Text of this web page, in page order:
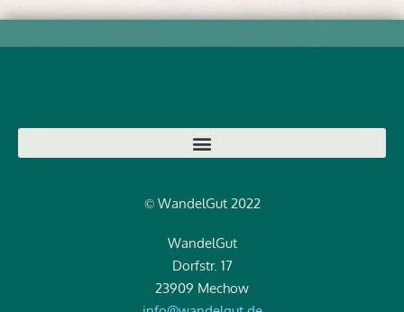
© WandelGut 2022
WandelGut
Dorfstr. 17
23909 Mechow